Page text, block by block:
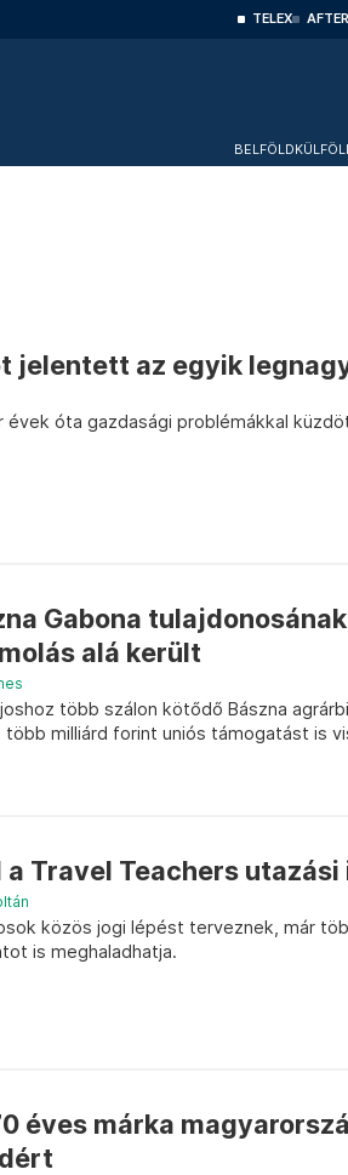
TELEX AFTER
BELFÖLD
jelentett az egyik
évek óta gazdasági problémákkal
Gabona
alá került
több szálon kötődő Bászna
több milliárd forint uniós támogatást is
a Travel Teachers
közös jogi lépést terveznek, már
is meghaladhatja.
éves márka